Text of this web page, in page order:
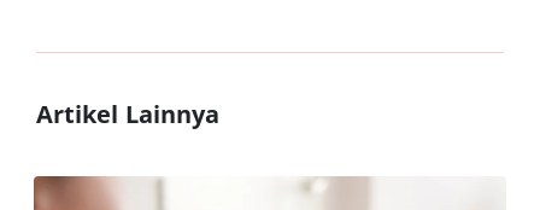
Artikel Lainnya